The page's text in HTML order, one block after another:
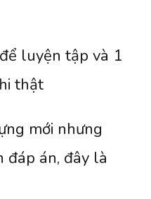
luyện tập và 1
thật
mới nhưng
đáp án, đây là